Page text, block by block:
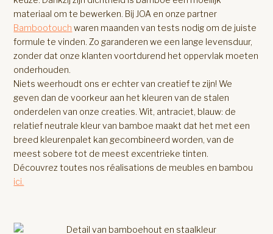
materiaal om te bewerken. Bij JOA en onze partner
Bambootouch waren maanden van tests nodig om de juiste
formule te vinden. Zo garanderen we een lange levensduur,
zonder dat onze klanten voortdurend het oppervlak moeten
onderhouden.
Niets weerhoudt ons er echter van creatief te zijn! We
geven dan de voorkeur aan het kleuren van de stalen
onderdelen van onze creaties. Wit, antraciet, blauw: de
relatief neutrale kleur van bamboe maakt dat het met een
breed kleurenpalet kan gecombineerd worden, van de
meest sobere tot de meest excentrieke tinten.
Découvrez toutes nos réalisations de meubles en bambou
ici.